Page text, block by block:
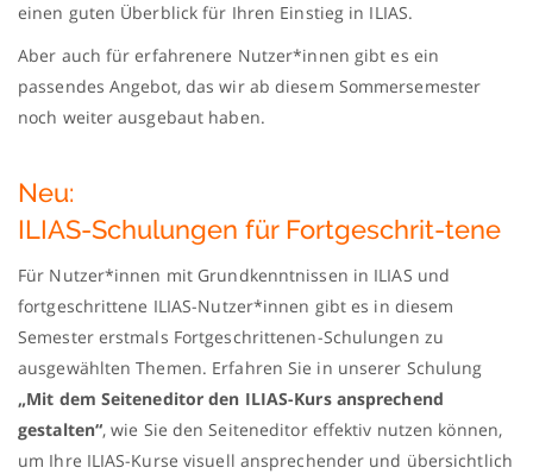
einen guten Überblick für Ihren Einstieg in ILIAS.
Aber auch für erfahrenere Nutzer*innen gibt es ein
passendes Angebot, das wir ab diesem Sommersemester
noch weiter ausgebaut haben.
Neu:
ILIAS-Schulungen für Fortgeschrit-tene
Für Nutzer*innen mit Grundkenntnissen in ILIAS und
fortgeschrittene ILIAS-Nutzer*innen gibt es in diesem
Semester erstmals Fortgeschrittenen-Schulungen zu
ausgewählten Themen. Erfahren Sie in unserer Schulung
„Mit dem Seiteneditor den ILIAS-Kurs ansprechend
gestalten“, wie Sie den Seiteneditor effektiv nutzen können,
um Ihre ILIAS-Kurse visuell ansprechender und übersichtlich